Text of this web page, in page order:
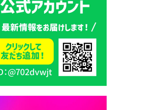
2026年7月29日 豊前市指定ご
み袋販売のお知らせ
2026年7月28日 豊前カラス天
狗みなと祭り（花火大会）開
催決定！